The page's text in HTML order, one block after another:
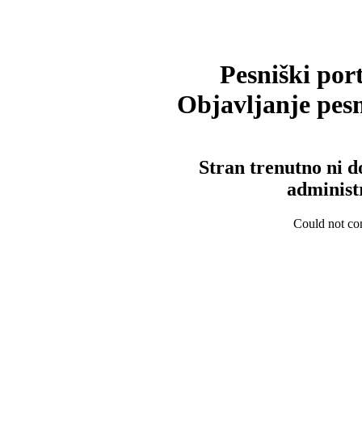
Pesniški
Objavljanje
Stran trenutno ni
Could not